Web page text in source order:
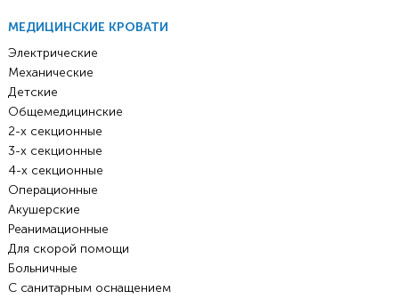
МЕДИЦИНСКИЕ КРОВАТИ
Электрические
Механические
Детские
Общемедицинские
2-х секционные
3-х секционные
4-х секционные
Операционные
Акушерские
Реанимационные
Для скорой помощи
Больничные
С санитарным оснащением